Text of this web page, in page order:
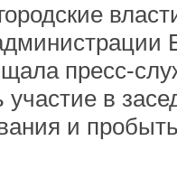
пресс-
участие в
и